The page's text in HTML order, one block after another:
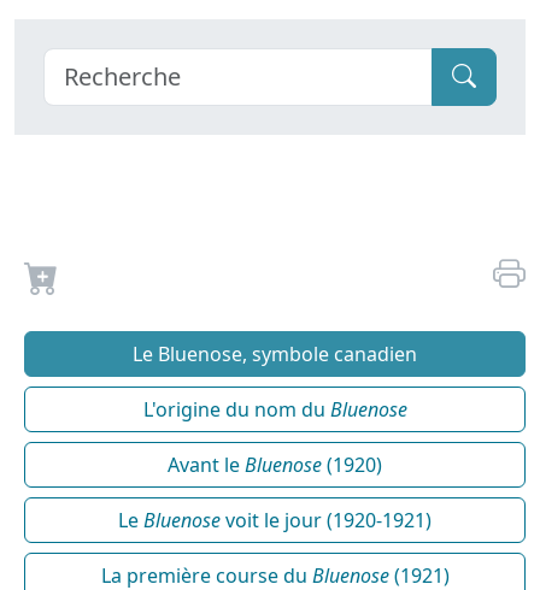
Le Bluenose, symbole canadien
L'origine du nom du Bluenose
Avant leBluenose(1920)
LeBluenosevoit le jour (1920-1921)
La première course du Bluenose(1921)